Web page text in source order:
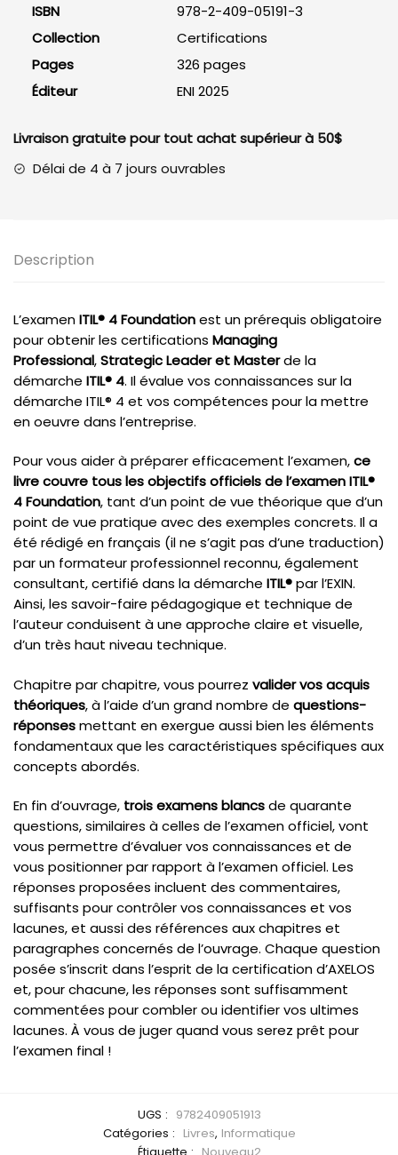
édition
ISBN
978-2-409-05191-3
Collection
Certifications
Pages
326 pages
Éditeur
ENI 2025
Livraison gratuite pour tout achat supérieur à 50$
Délai de 4 à 7 jours ouvrables
Description
L’examenITIL® 4 Foundationest un prérequis obligatoire
pour obtenir les certifications Managing
Professional,Strategic Leader et Masterde la
démarche ITIL® 4. Il évalue vos connaissances sur la
démarche ITIL® 4 et vos compétences pour la mettre
en oeuvre dans l’entreprise.
Pour vous aider à préparer efficacement l’examen,ce
livre couvre tous les objectifs officiels de l’examen ITIL®
4 Foundation, tant d’un point de vue théorique que d’un
point de vue pratique avec des exemples concrets. Il a
été rédigé en français (il ne s’agit pas d’une traduction)
par un formateur professionnel reconnu, également
consultant, certifié dans la démarche ITIL®par l’EXIN.
Ainsi, les savoir-faire pédagogique et technique de
l’auteur conduisent à une approche claire et visuelle,
d’un très haut niveau technique.
Chapitre par chapitre, vous pourrez valider vos acquis
théoriques, à l’aide d’un grand nombre de questions-
réponsesmettant en exergue aussi bien les éléments
fondamentaux que les caractéristiques spécifiques aux
concepts abordés.
En fin d’ouvrage, trois examens blancsde quarante
questions, similaires à celles de l’examen officiel, vont
vous permettre d’évaluer vos connaissances et de
vous positionner par rapport à l’examen officiel. Les
réponses proposées incluent des commentaires,
suffisants pour contrôler vos connaissances et vos
lacunes, et aussi des références aux chapitres et
paragraphes concernés de l’ouvrage. Chaque question
posée s’inscrit dans l’esprit de la certification d’AXELOS
et, pour chacune, les réponses sont suffisamment
commentées pour combler ou identifier vos ultimes
lacunes. À vous de juger quand vous serez prêt pour
l’examen final !
UGS : 9782409051913
Catégories : Livres, Informatique